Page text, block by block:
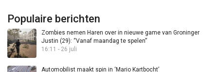
Populaire berichten
Zombies nemen Haren over in nieuwe game van Groninger
Justin (29): “Vanaf maandag te spelen”
16:11 - 26 juli
Automobilist maakt spin in ‘Mario Kartbocht’